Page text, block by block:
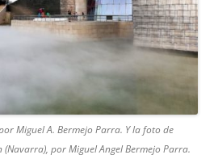
Miguel A. Bermejo Parra. Y la foto de
(Navarra), por Miguel Angel Bermejo Parra.